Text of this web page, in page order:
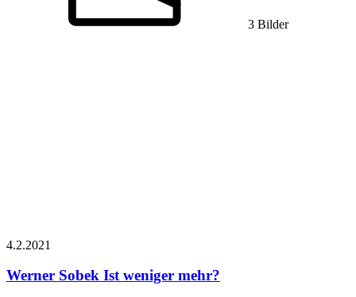
3 Bilder
4.2.2021
Werner Sobek Ist weniger mehr?